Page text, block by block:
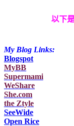
以下
My Blog Links:
Blogspot
MyBB
Supermami
WeShare
She.com
the Ztyle
SeeWide
Open Rice